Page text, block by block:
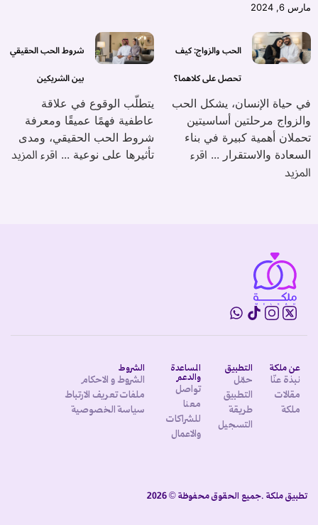
مارس 6, 2024
الحب والزواج: كيف
تحصل على كلاهما؟
في حياة الإنسان، يشكل الحب
والزواج مرحلتين أساسيتين
تحملان أهمية كبيرة في بناء
السعادة والاستقرار ... اقرء
المزيد
شروط الحب الحقيقي
بين الشريكين
يتطلّب الوقوع في علاقة
عاطفية فهمًا عميقًا ومعرفة
شروط الحب الحقيقي، ومدى
تأثيرها على نوعية ... اقرء المزيد
عن ملكة
نبذة عنّا
مقالات
ملكة
التطبيق
حمّل
التطبيق
طريقة
التسجيل
المساعدة
والدعم
تواصل
معنا
للشراكات
والاعمال
الشروط
الشروط و الاحكام
ملفات تعريف الارتباط
سياسة الخصوصية
تطبيق ملكة .جميع الحقوق محفوظة © 2026